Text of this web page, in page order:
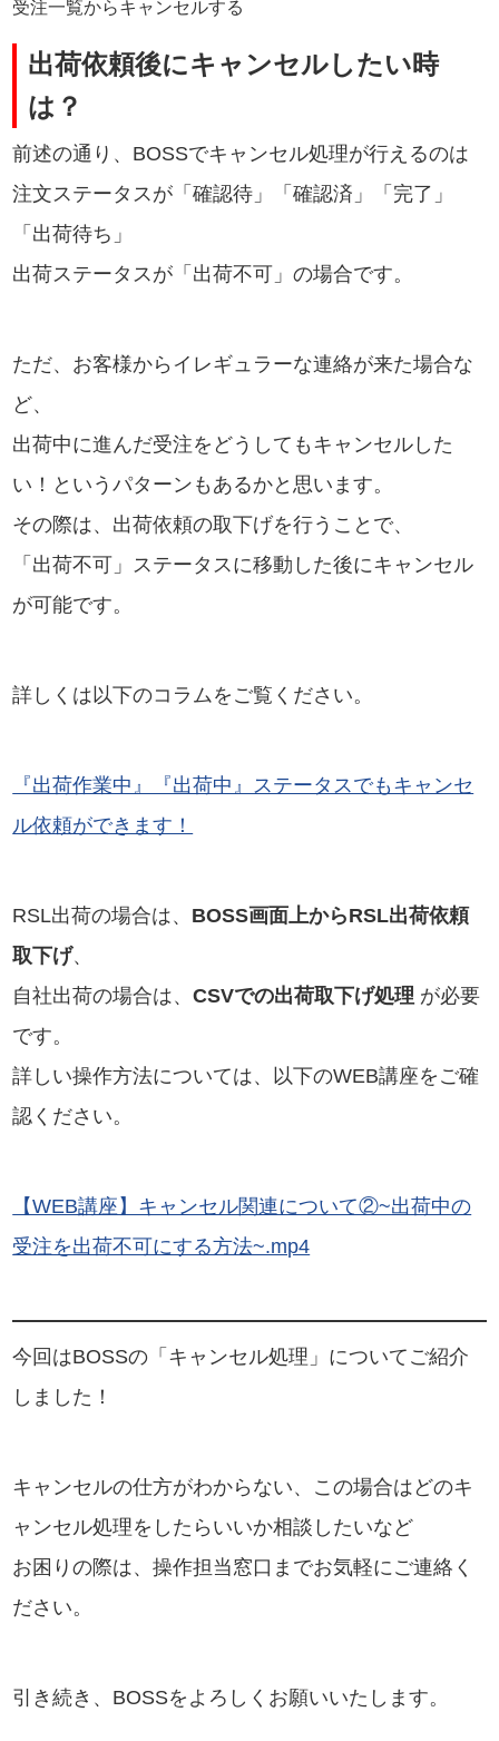
受注一覧からキャンセルする
出荷依頼後にキャンセルしたい時
は？
前述の通り、BOSSでキャンセル処理が行えるのは
注文ステータスが「確認待」「確認済」「完了」
「出荷待ち」
出荷ステータスが「出荷不可」の場合です。
ただ、お客様からイレギュラーな連絡が来た場合な
ど、
出荷中に進んだ受注をどうしてもキャンセルした
い！というパターンもあるかと思います。
その際は、出荷依頼の取下げを行うことで、
「出荷不可」ステータスに移動した後にキャンセル
が可能です。
詳しくは以下のコラムをご覧ください。
『出荷作業中』『出荷中』ステータスでもキャンセ
ル依頼ができます！
RSL出荷の場合は、 BOSS画面上からRSL出荷依頼
取下げ、
自社出荷の場合は、CSVでの出荷取下げ処理 が必要
です。
詳しい操作方法については、以下のWEB講座をご確
認ください。
【WEB講座】キャンセル関連について②~出荷中の
受注を出荷不可にする方法~.mp4
今回はBOSSの「キャンセル処理」についてご紹介
しました！
キャンセルの仕方がわからない、この場合はどのキ
ャンセル処理をしたらいいか相談したいなど
お困りの際は、操作担当窓口までお気軽にご連絡く
ださい。
引き続き、BOSSをよろしくお願いいたします。